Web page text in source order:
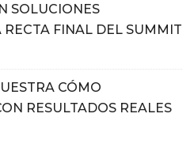
SOLUCIONES
RECTA FINAL DEL SUMMIT
CÓMO
RESULTADOS REALES